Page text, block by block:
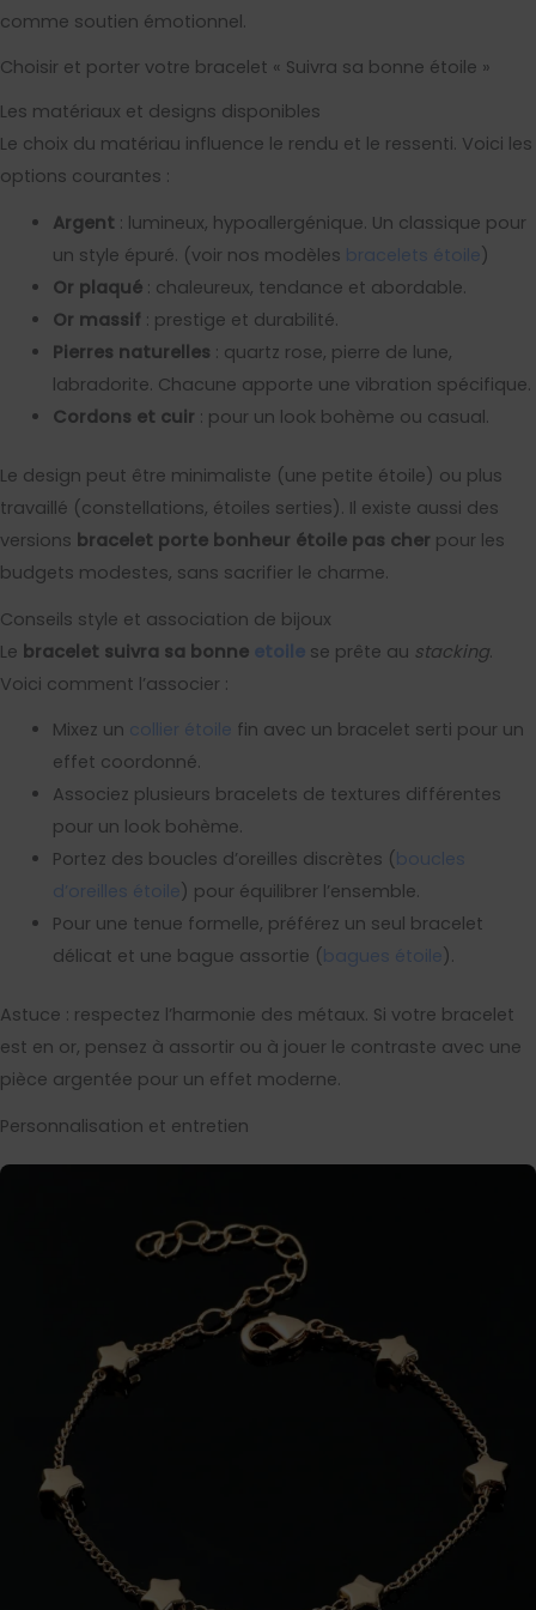
comme soutien émotionnel.
Choisir et porter votre bracelet « Suivra sa bonne étoile »
Les matériaux et designs disponibles
Le choix du matériau influence le rendu et le ressenti. Voici les
options courantes :
Argent : lumineux, hypoallergénique. Un classique pour
un style épuré. (voir nos modèles bracelets étoile)
Or plaqué: chaleureux, tendance et abordable.
Or massif : prestige et durabilité.
Pierres naturelles : quartz rose, pierre de lune,
labradorite. Chacune apporte une vibration spécifique.
Cordons et cuir : pour un look bohème ou casual.
Le design peut être minimaliste (une petite étoile) ou plus
travaillé (constellations, étoiles serties). Il existe aussi des
versions bracelet porte bonheur étoile pas cher pour les
budgets modestes, sans sacrifier le charme.
Conseils style et association de bijoux
Le bracelet suivra sa bonne etoile se prête au stacking.
Voici comment l’associer :
Mixez un collier étoile fin avec un bracelet serti pour un
effet coordonné.
Associez plusieurs bracelets de textures différentes
pour un look bohème.
Portez des boucles d’oreilles discrètes (boucles
d’oreilles étoile) pour équilibrer l’ensemble.
Pour une tenue formelle, préférez un seul bracelet
délicat et une bague assortie (bagues étoile).
Astuce : respectez l’harmonie des métaux. Si votre bracelet
est en or, pensez à assortir ou à jouer le contraste avec une
pièce argentée pour un effet moderne.
Personnalisation et entretien